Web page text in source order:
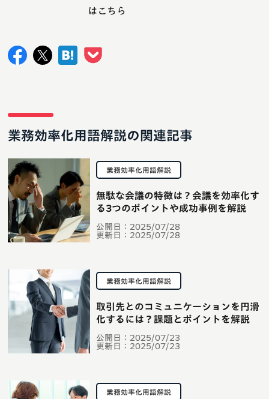
はこちら
業務効率化用語解説の関連記事
業務効率化用語解説
公開日： 2025/07/28
更新日： 2025/07/28
無駄な会議の特徴は？会議を効率化す
る3つのポイントや成功事例を解説
業務効率化用語解説
公開日： 2025/07/23
更新日： 2025/07/23
取引先とのコミュニケーションを円滑
化するには？課題とポイントを解説
業務効率化用語解説